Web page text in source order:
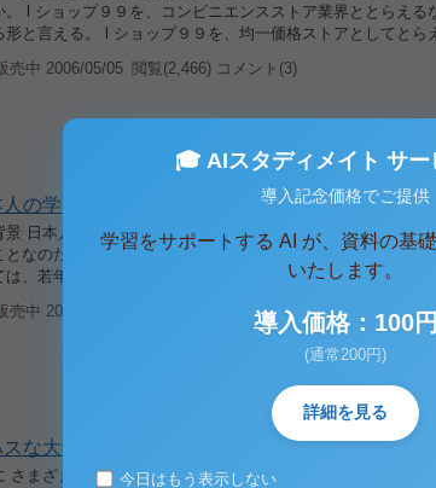
。 l ショップ９９を、コンビニエンスストア業界ととらえる
形と言える。 l ショップ９９を、均一価格ストアとしてとら
売中 2006/05/05 閲覧(2,466) コメント(3)
人の学習意欲分布
景 日本人は、勤勉な民族と考えられて久しい。しかしそれ
となのだろうか。また、関心のある分野に隔たりがあるの
は、若年層の男性はコンピュータ関連に興味があり、女性は
売中 2006/05/05 閲覧(2,258) コメント(23)
スな大学への道
さまざまな概念がロハスには含まれますが、代替/省エネル
🎓 AIスタディメイト サー
導入記念価格でご提供
学習をサポートする AI が、資料の基
いたします。
導入価格：100円
(通常200円)
詳細を見る
今日はもう表示しない